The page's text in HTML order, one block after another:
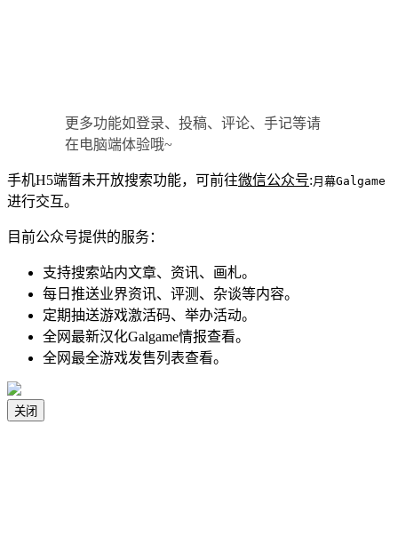
更多功能如登录、投稿、评论、手记等请
在电脑端体验哦~
手机H5端暂未开放搜索功能，可前往微信公众号:月幕Galgame
进行交互。
目前公众号提供的服务：
支持搜索站内文章、资讯、画札。
每日推送业界资讯、评测、杂谈等内容。
定期抽送游戏激活码、举办活动。
全网最新汉化Galgame情报查看。
全网最全游戏发售列表查看。
关闭